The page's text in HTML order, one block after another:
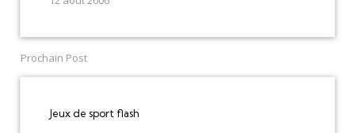
Prochain Post
Jeux de sport flash